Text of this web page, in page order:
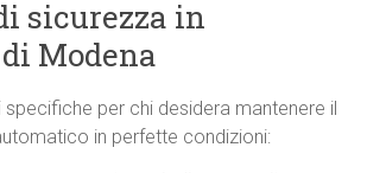
sicurezza in
Modena
per chi desidera mantenere il
in perfette condizioni: